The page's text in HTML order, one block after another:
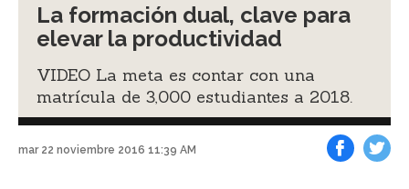
La formación dual, clave para
elevar la productividad
VIDEO La meta es contar con una
matrícula de 3,000 estudiantes a 2018.
mar 22 noviembre 2016 11:39 AM